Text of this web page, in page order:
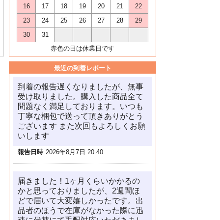
16
17 18 19 20 21
22
23
24 25 26 27 28
29
30
31
赤色の日は休業日です
最近の到着レポート
到着の報告遅くなりましたが、無事
受け取りました。購入した商品全て
問題なく満足しております。いつも
丁寧な梱包で送って頂きありがとう
ございます また次回もよろしくお願
いします
報告日時 2026年8月7日 20:40
届きました！1ヶ月くらいかかるの
かと思っておりましたが、2週間ほ
どで届いて大変嬉しかったです。出
品者のほうで在庫がなかった際に迅